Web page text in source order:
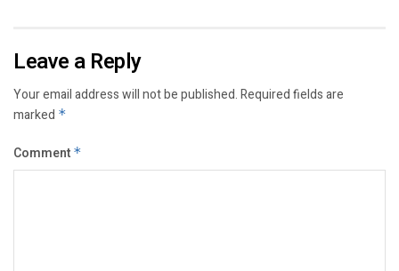
Leave a Reply
Your email address will not be published.Required fields are
marked *
Comment *